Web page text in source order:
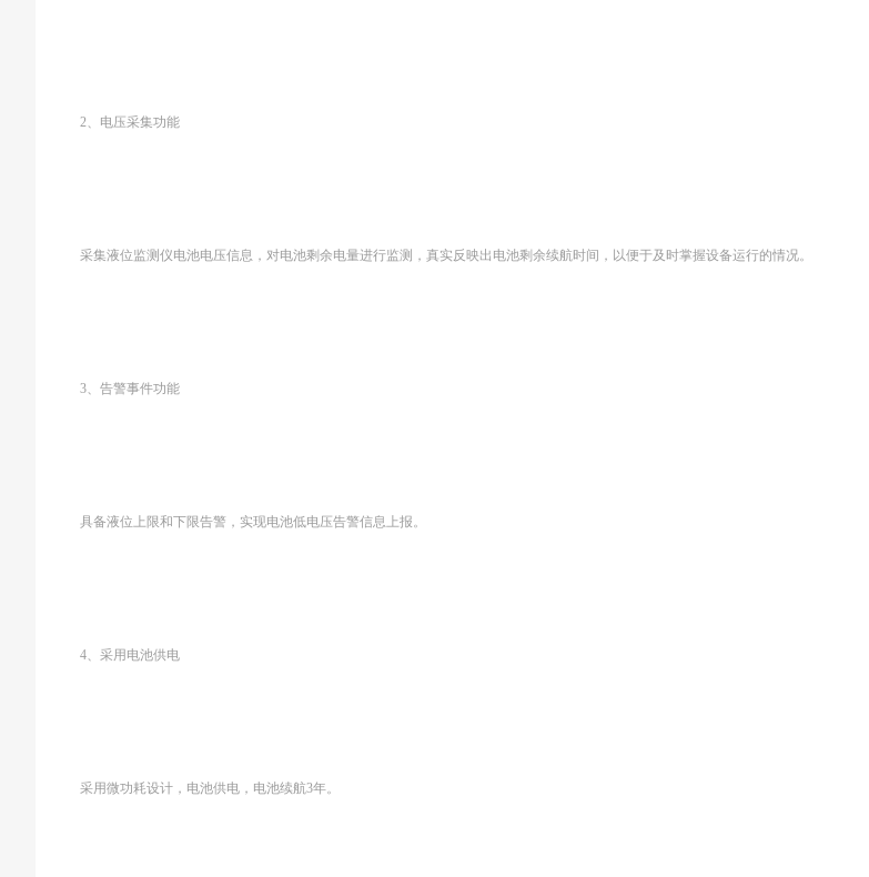
2、电压采集功能
采集液位监测仪电池电压信息，对电池剩余电量进行监测，真实反映出电池剩余续航时间，以便于及时掌握设备运行的情况。
3、告警事件功能
具备液位上限和下限告警，实现电池低电压告警信息上报。
4、采用电池供电
采用微功耗设计，电池供电，电池续航3年。